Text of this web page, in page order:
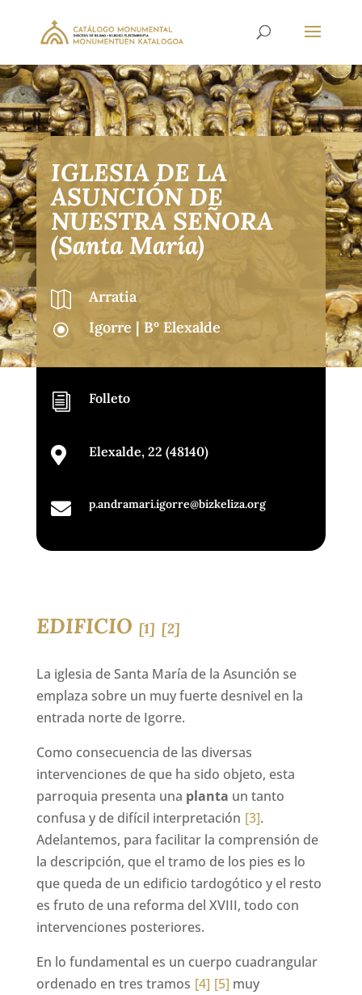
IGLESIA DE LA
ASUNCIÓN DE
NUESTRA SEÑORA
(Santa María)
 Arratia
\ Igorre | Bº Elexalde
i Folleto
 Elexalde, 22 (48140)
 p.andramari.igorre@bizkeliza.org
EDIFICIO [1] [2]
La iglesia de Santa María de la Asunción se
emplaza sobre un muy fuerte desnivel en la
entrada norte de Igorre.
Como consecuencia de las diversas
intervenciones de que ha sido objeto, esta
parroquia presenta una planta un tanto
confusa y de difícil interpretación [3].
Adelantemos, para facilitar la comprensión de
la descripción, que el tramo de los pies es lo
que queda de un edificio tardogótico y el resto
es fruto de una reforma del XVIII, todo con
intervenciones posteriores.
En lo fundamental es un cuerpo cuadrangular
ordenado en tres tramos [4] [5] muy